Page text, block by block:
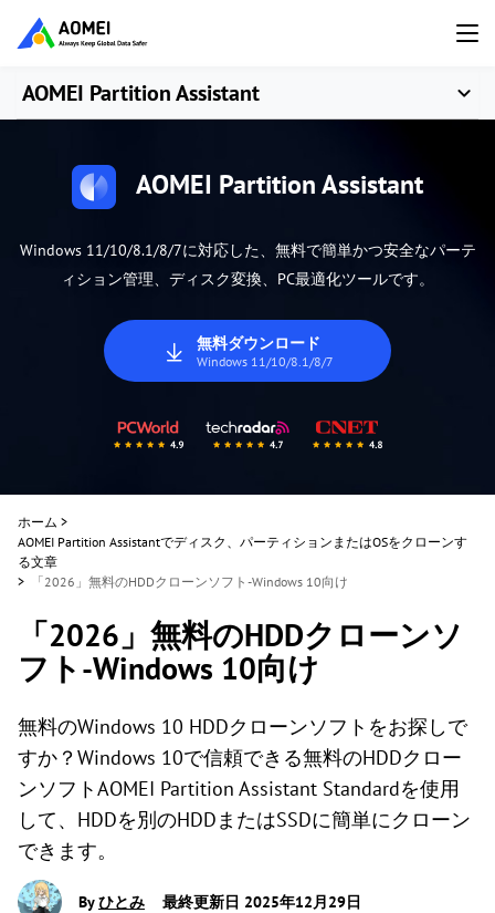
AOMEI Partition Assistant
AOMEI Partition Assistant
Windows 11/10/8.1/8/7に対応した、無料で簡単かつ安全なパーテ
ィション管理、ディスク変換、PC最適化ツールです。
無料ダウンロード
Windows 11/10/8.1/8/7
ホーム >
AOMEI Partition Assistantでディスク、パーティションまたはOSをクローンす
る文章
>
「2026」無料のHDDクローンソフト-Windows 10向け
「2026」無料のHDDクローンソ
フト-Windows 10向け
無料のWindows 10 HDDクローンソフトをお探しで
すか？Windows 10で信頼できる無料のHDDクロー
ンソフトAOMEI Partition Assistant Standardを使用
して、HDDを別のHDDまたはSSDに簡単にクローン
できます。
Byひとみ
最終更新日 2025年12月29日